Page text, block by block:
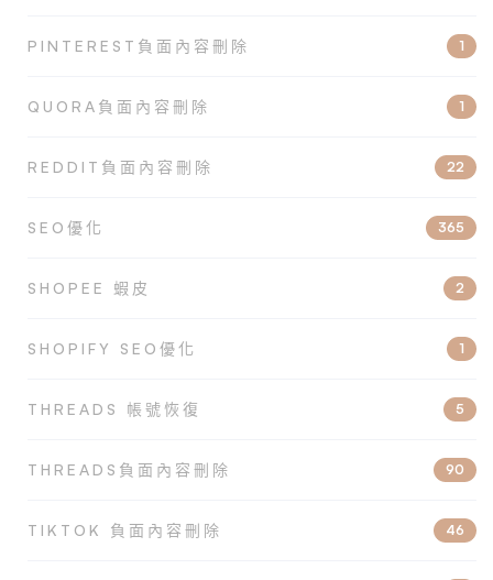
PINTEREST負面內容刪除 1
QUORA負面內容刪除 1
REDDIT負面內容刪除 22
SEO優化 365
SHOPEE 蝦皮 2
SHOPIFY SEO優化 1
THREADS 帳號恢復 5
THREADS負面內容刪除 90
TIKTOK 負面內容刪除 46